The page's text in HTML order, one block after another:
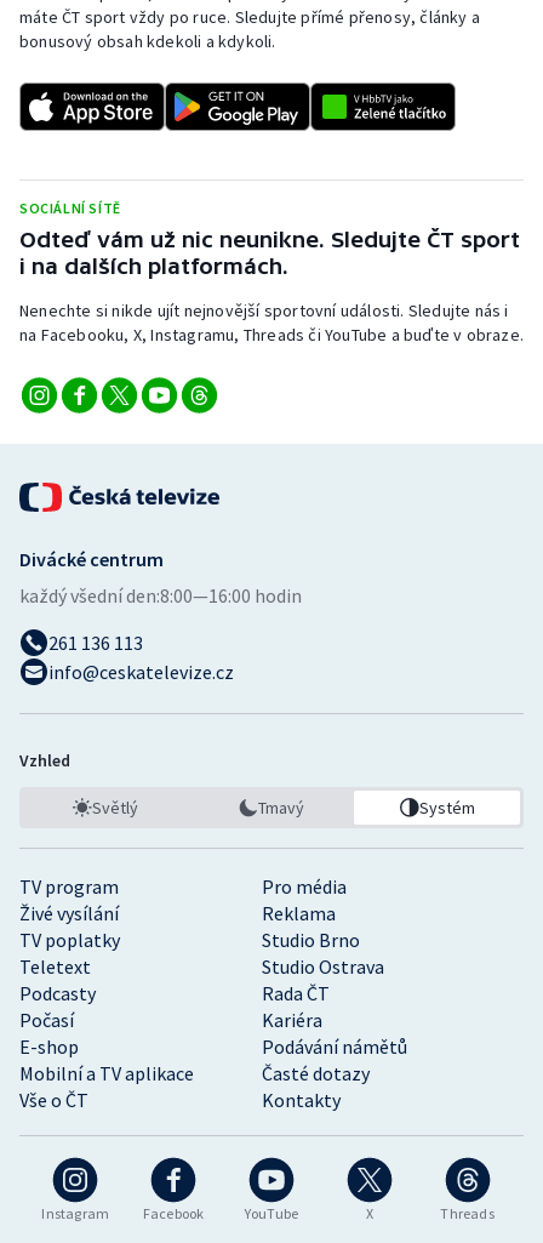
Short track
Sportovní střelba
Stolní tenis
Triatlon
Vodní slalom
Volejbal
máte ČT sport vždy po ruce. Sledujte přímé přenosy, články a
bonusový obsah kdekoli a kdykoli.
SOCIÁLNÍ SÍTĚ
Odteď vám už nic neunikne. Sledujte ČT sport
i na dalších platformách.
Nenechte si nikde ujít nejnovější sportovní události. Sledujte nás i
na Facebooku, X, Instagramu, Threads či YouTube a buďte v obraze.
Instagram Facebook YouTube X Threads
TV program
Pro média
Živé vysílání
Reklama
TV poplatky
Studio Brno
Teletext
Studio Ostrava
Podcasty
Rada ČT
Počasí
Kariéra
E-shop
Podávání námětů
Mobilní a TV aplikace
Časté dotazy
Vše o ČT
Kontakty
Divácké centrum
každý všední den:8:00—16:00 hodin
261 136 113
info@ceskatelevize.cz
Vzhled
Světlý Tmavý Systém